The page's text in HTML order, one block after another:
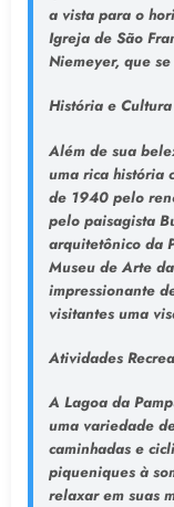
a vista para o
Igreja de São
Niemeyer, que
História e Cultura
Além de sua
uma rica história
de 1940 pelo
pelo paisagista
arquitetônico da
Museu de Arte
impressionante
visitantes uma
Atividades
A Lagoa da
uma variedade
caminhadas e
piqueniques à
relaxar em suas